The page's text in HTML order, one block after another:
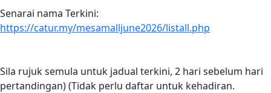
Senarai nama Terkini:
https://catur.my/mesamalljune2026/listall.php
Sila rujuk semula untuk jadual terkini, 2 hari sebelum hari
pertandingan) (Tidak perlu daftar untuk kehadiran.